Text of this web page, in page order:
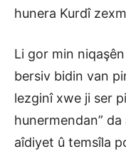
hunera Kurdî
Li gor min
bersiv bidin van
lezginî xwe ji ser
hunermendan”
aîdiyet û temsîla